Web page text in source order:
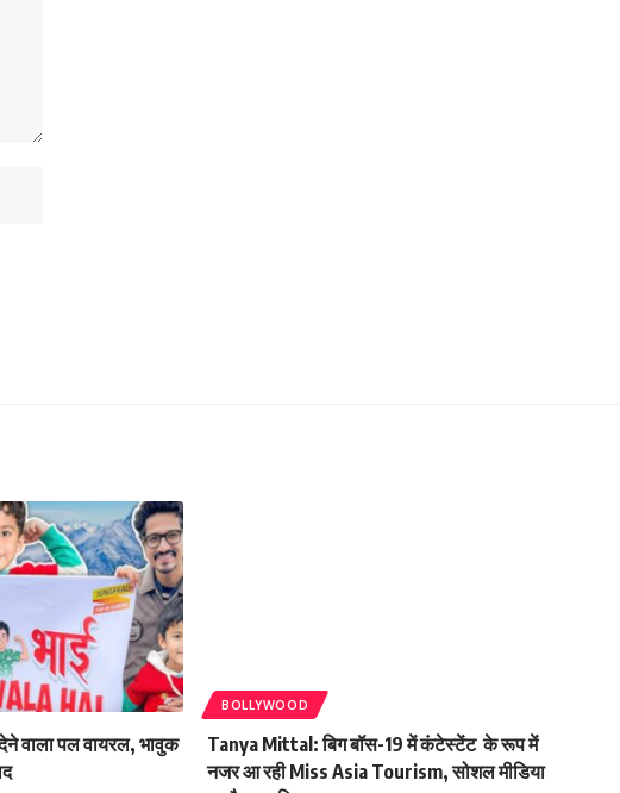
वाला पल वायरल, भावुक
BOLLYWOOD
Tanya Mittal: बिग बॉस-19 में कंटेस्टेंट के रूप में
नजर आ रही Miss Asia Tourism, सोशल मीडिया